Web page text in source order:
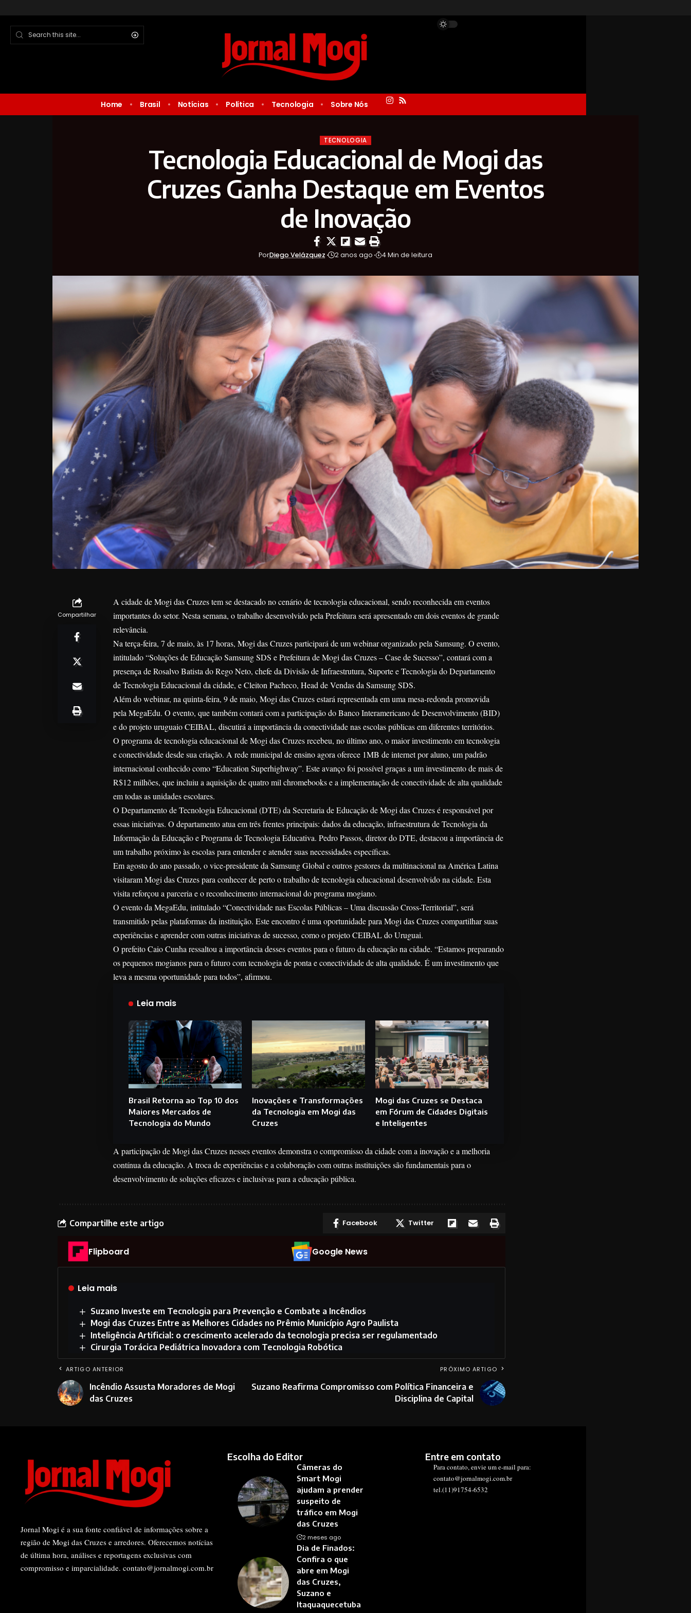
Home Brasil Notícias Política Tecnologia Sobre Nós
TECNOLOGIA
Tecnologia Educacional de Mogi das
Cruzes Ganha Destaque em Eventos
de Inovação
PorDiego Velázquez 2 anos ago 4 Min de leitura
Compartilhar
A cidade de Mogi das Cruzes tem se destacado no cenário de tecnologia educacional, sendo reconhecida em eventos
importantes do setor. Nesta semana, o trabalho desenvolvido pela Prefeitura será apresentado em dois eventos de grande
relevância.
Na terça-feira, 7 de maio, às 17 horas, Mogi das Cruzes participará de um webinar organizado pela Samsung. O evento,
intitulado “Soluções de Educação Samsung SDS e Prefeitura de Mogi das Cruzes – Case de Sucesso”, contará com a
presença de Rosalvo Batista do Rego Neto, chefe da Divisão de Infraestrutura, Suporte e Tecnologia do Departamento
de Tecnologia Educacional da cidade, e Cleiton Pacheco, Head de Vendas da Samsung SDS.
Além do webinar, na quinta-feira, 9 de maio, Mogi das Cruzes estará representada em uma mesa-redonda promovida
pela MegaEdu. O evento, que também contará com a participação do Banco Interamericano de Desenvolvimento (BID)
e do projeto uruguaio CEIBAL, discutirá a importância da conectividade nas escolas públicas em diferentes territórios.
O programa de tecnologia educacional de Mogi das Cruzes recebeu, no último ano, o maior investimento em tecnologia
e conectividade desde sua criação. A rede municipal de ensino agora oferece 1MB de internet por aluno, um padrão
internacional conhecido como “Education Superhighway”. Este avanço foi possível graças a um investimento de mais de
R$12 milhões, que incluiu a aquisição de quatro mil chromebooks e a implementação de conectividade de alta qualidade
em todas as unidades escolares.
O Departamento de Tecnologia Educacional (DTE) da Secretaria de Educação de Mogi das Cruzes é responsável por
essas iniciativas. O departamento atua em três frentes principais: dados da educação, infraestrutura de Tecnologia da
Informação da Educação e Programa de Tecnologia Educativa. Pedro Passos, diretor do DTE, destacou a importância de
um trabalho próximo às escolas para entender e atender suas necessidades específicas.
Em agosto do ano passado, o vice-presidente da Samsung Global e outros gestores da multinacional na América Latina
visitaram Mogi das Cruzes para conhecer de perto o trabalho de tecnologia educacional desenvolvido na cidade. Esta
visita reforçou a parceria e o reconhecimento internacional do programa mogiano.
O evento da MegaEdu, intitulado “Conectividade nas Escolas Públicas – Uma discussão Cross-Territorial”, será
transmitido pelas plataformas da instituição. Este encontro é uma oportunidade para Mogi das Cruzes compartilhar suas
experiências e aprender com outras iniciativas de sucesso, como o projeto CEIBAL do Uruguai.
O prefeito Caio Cunha ressaltou a importância desses eventos para o futuro da educação na cidade. “Estamos preparando
os pequenos mogianos para o futuro com tecnologia de ponta e conectividade de alta qualidade. É um investimento que
leva a mesma oportunidade para todos”, afirmou.
Leia mais
Brasil Retorna ao Top 10 dos
Maiores Mercados de
Tecnologia do Mundo
Inovações e Transformações
da Tecnologia em Mogi das
Cruzes
Mogi das Cruzes se Destaca
em Fórum de Cidades Digitais
e Inteligentes
A participação de Mogi das Cruzes nesses eventos demonstra o compromisso da cidade com a inovação e a melhoria
contínua da educação. A troca de experiências e a colaboração com outras instituições são fundamentais para o
desenvolvimento de soluções eficazes e inclusivas para a educação pública.
Compartilhe este artigo Facebook Twitter
Flipboard Google News
Leia mais
Suzano Investe em Tecnologia para Prevenção e Combate a Incêndios
Mogi das Cruzes Entre as Melhores Cidades no Prêmio Município Agro Paulista
Inteligência Artificial: o crescimento acelerado da tecnologia precisa ser regulamentado
Cirurgia Torácica Pediátrica Inovadora com Tecnologia Robótica
ARTIGO ANTERIOR
Incêndio Assusta Moradores de Mogi
das Cruzes
PRÓXIMO ARTIGO
Suzano Reafirma Compromisso com Política Financeira e
Disciplina de Capital
Jornal Mogi é a sua fonte confiável de informações sobre a
região de Mogi das Cruzes e arredores. Oferecemos notícias
de última hora, análises e reportagens exclusivas com
compromisso e imparcialidade. contato@jornalmogi.com.br
Escolha do Editor
Câmeras do
Smart Mogi
ajudam a prender
suspeito de
tráfico em Mogi
das Cruzes
2 meses ago
Dia de Finados:
Confira o que
abre em Mogi
das Cruzes,
Suzano e
Itaquaquecetuba
Entre em contato
Para contato, envie um e-mail para:
contato@jornalmogi.com.br
tel.(11)91754-6532